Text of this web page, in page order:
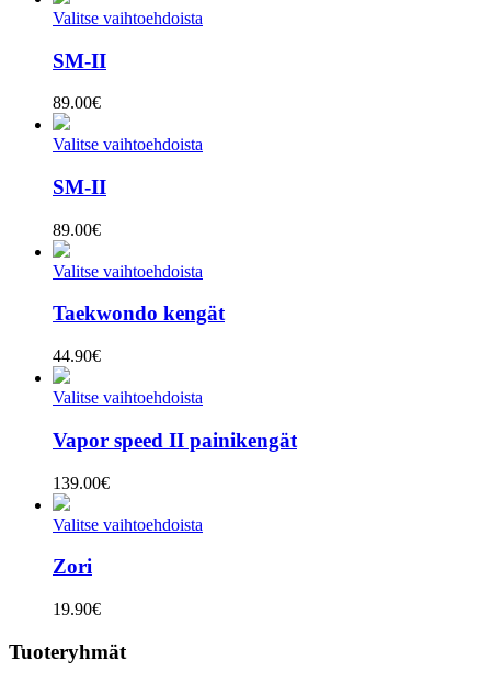
Valitse vaihtoehdoista
SM-II
89.00€
Valitse vaihtoehdoista
SM-II
89.00€
Valitse vaihtoehdoista
Taekwondo kengät
44.90€
Valitse vaihtoehdoista
Vapor speed II painikengät
139.00€
Valitse vaihtoehdoista
Zori
19.90€
Tuoteryhmät